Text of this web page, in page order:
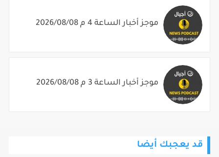
موجز أخبار الساعة 4 م 2026/08/08
موجز أخبار الساعة 3 م 2026/08/08
قد يعجبك أيضا